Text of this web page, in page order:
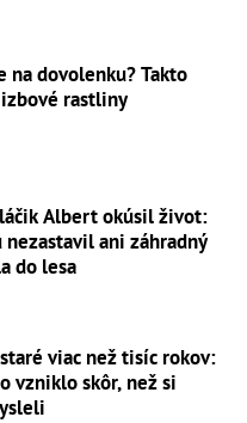
na dovolenku? Takto
rastliny
Albert okúsil život:
nezastavil ani záhradný
do lesa
viac než tisíc rokov:
vzniklo skôr, než si